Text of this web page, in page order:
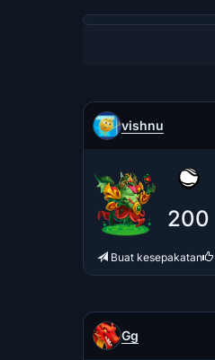
vishnu
200
Buat kesepakatan
Gg